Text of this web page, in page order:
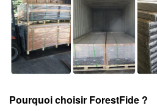
Pourquoi choisir ForestFide ?